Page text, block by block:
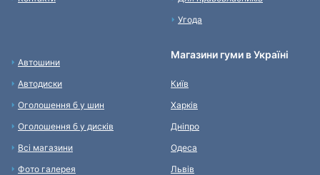
Угода
Автошини
Автодиски
Оголошення б у шин
Оголошення б у дисків
Всі магазини
Фото галерея
Магазини гуми в Україні
Київ
Харків
Дніпро
Одеса
Львів